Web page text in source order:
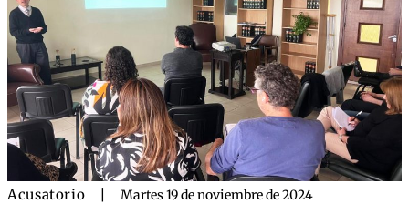
Acusatorio Martes 19 de noviembre de 2024